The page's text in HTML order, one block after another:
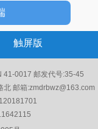
触屏版
41-0017 邮发代号:35-45
北 邮箱:zmdrbwz@163.com